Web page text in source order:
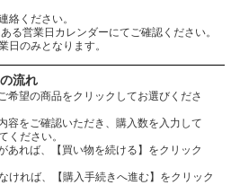
絡ください。
る営業日カレンダーにてご確認ください。
日のみとなります。
流れ
希望の商品をクリックしてお選びくださ
容をご確認いただき、購入数を入力して
ください。
あれば、【買い物を続ける】をクリック
、【購入手続きへ進む】をクリック